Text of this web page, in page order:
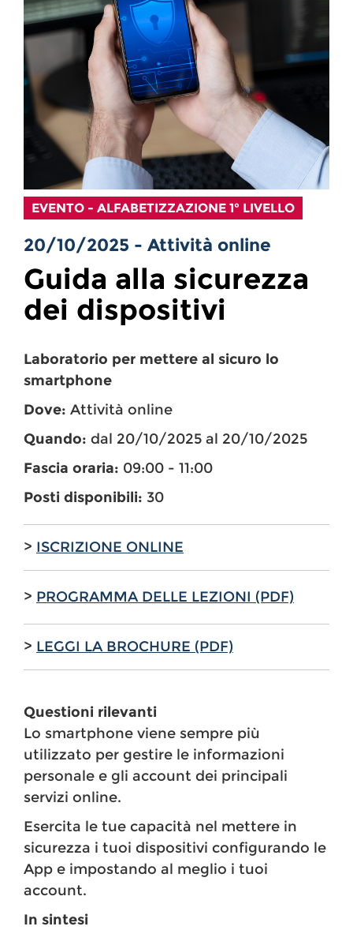
EVENTO - ALFABETIZZAZIONE 1° LIVELLO
20/10/2025 - Attività online
Guida alla sicurezza
dei dispositivi
Laboratorio per mettere al sicuro lo
smartphone
Dove: Attività online
Quando: dal 20/10/2025 al 20/10/2025
Fascia oraria: 09:00 - 11:00
Posti disponibili: 30
> ISCRIZIONE ONLINE
> PROGRAMMA DELLE LEZIONI (PDF)
> LEGGI LA BROCHURE (PDF)
Questioni rilevanti
Lo smartphone viene sempre più
utilizzato per gestire le informazioni
personale e gli account dei principali
servizi online.
Esercita le tue capacità nel mettere in
sicurezza i tuoi dispositivi configurando le
App e impostando al meglio i tuoi
account.
In sintesi